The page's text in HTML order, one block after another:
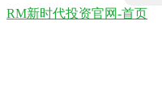
RM新时代投资官网-首页